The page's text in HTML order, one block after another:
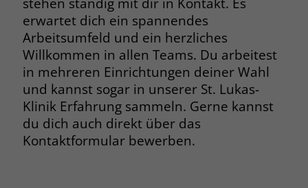
erwartet dich ein spannendes
Arbeitsumfeld und ein herzliches
Willkommen in allen Teams. Du arbeitest
in mehreren Einrichtungen deiner Wahl
und kannst sogar in unserer St. Lukas-
Klinik Erfahrung sammeln. Gerne kannst
du dich auch direkt über das
Kontaktformular bewerben.